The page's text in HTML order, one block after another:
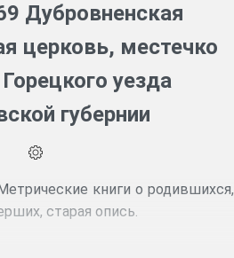
Дубровненская
церковь, местечко
уезда
губернии
книги о родившихся,
старая опись.